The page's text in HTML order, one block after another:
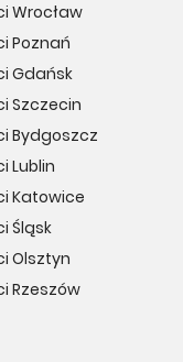
Wrocław
Poznań
Gdańsk
Szczecin
Bydgoszcz
Lublin
Katowice
Śląsk
Olsztyn
Rzeszów